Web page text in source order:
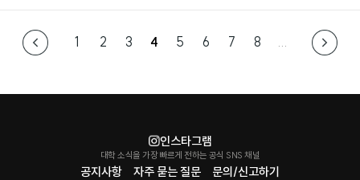
1 2 3 4 5 6 7 8 ...
공지사항 자주 묻는 질문 문의/신고하기
인스타그램
대학 소식을 가장 빠르게 전하는 공식 SNS 채널